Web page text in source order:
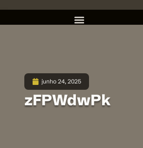
junho 24, 2025
zFPWdwPk